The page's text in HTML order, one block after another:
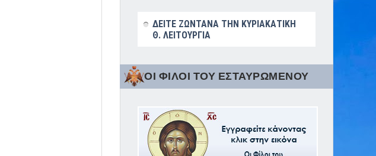
ΔΕΙΤΕ ΖΩΝΤΑΝΑ ΤΗΝ ΚΥΡΙΑΚΑΤΙΚΗ
Θ. ΛΕΙΤΟΥΡΓΙΑ
ΟΙ ΦΙΛΟΙ ΤΟΥ ΕΣΤΑΥΡΩΜΕΝΟΥ